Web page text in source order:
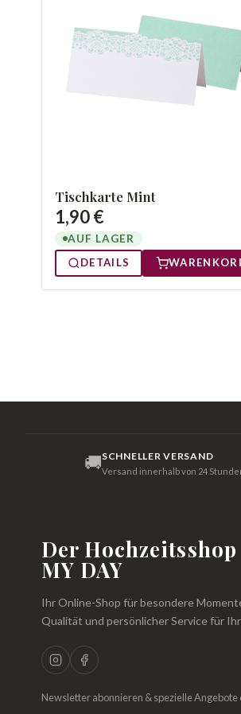
Tischkarte Mint
1,90 €
AUF LAGER
DETAILS
🚚SCHNELLER VERSAND
Versand innerhalb von 24
Der Hochzeitsshop
MY DAY
Ihr Online-Shop für besondere
Qualität und persönlicher Service für
Newsletter abonnieren & spezielle Angebote